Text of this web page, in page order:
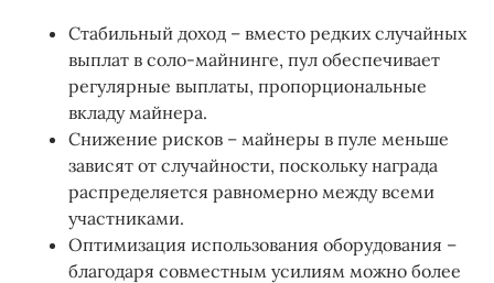
Стабильный доход – вместо редких случайных
выплат в соло-майнинге, пул обеспечивает
регулярные выплаты, пропорциональные
вкладу майнера.
Снижение рисков – майнеры в пуле меньше
зависят от случайности, поскольку награда
распределяется равномерно между всеми
участниками.
Оптимизация использования оборудования –
благодаря совместным усилиям можно более